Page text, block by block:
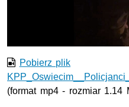
Pobierz plik
(format mp4 - rozmiar 1.14